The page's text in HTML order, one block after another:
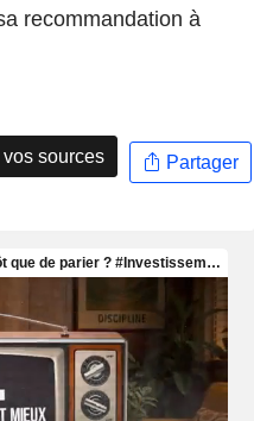
recommandation à
sources Partager